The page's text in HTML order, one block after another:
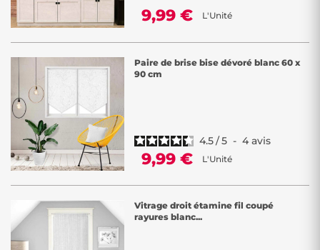
9,99 € L'Unité
Paire de brise bise dévoré blanc 60 x
90 cm
4.5/5 - 4 avis
9,99 € L'Unité
Vitrage droit étamine fil coupé
rayures blanc...